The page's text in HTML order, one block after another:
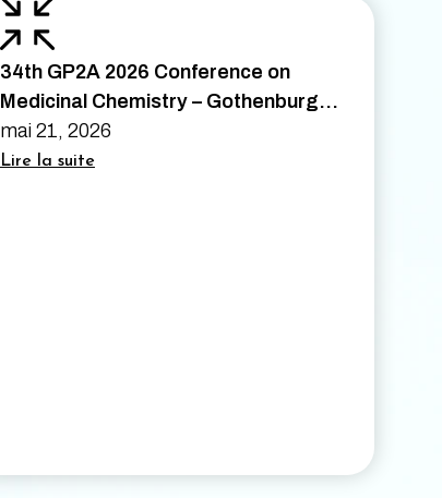
34th GP2A 2026 Conference on
Medicinal Chemistry – Gothenburg,
Sweden – August 26th to 28th 2026
mai 21, 2026
Lire la suite